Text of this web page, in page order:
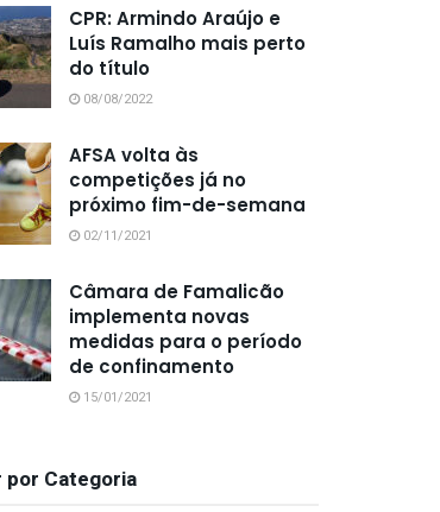
CPR: Armindo Araújo e
Luís Ramalho mais perto
do título
08/08/2022
AFSA volta às
competições já no
próximo fim-de-semana
02/11/2021
Câmara de Famalicão
implementa novas
medidas para o período
de confinamento
15/01/2021
por Categoria